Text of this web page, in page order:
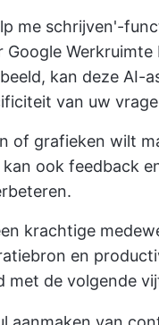
me schrijven'-
Werkruimte
kan deze AI-
van uw
of grafieken wilt
ook feedback
krachtige
en
de volgende